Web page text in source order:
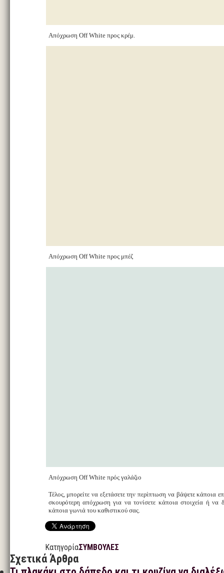
Απόχρωση Off White προς κρέμ.
Απόχρωση Off White προς μπέζ
Απόχρωση Off White πρός γαλάζιο
Τέλος, μπορείτε να εξετάσετε την περίπτωση να βάψετε κάποια
σκουρότερη απόχρωση για να τονίσετε κάποια στοιχεία ή να
κάποια γωνιά του καθιστικού σας.
ΚατηγορίαΣΥΜΒΟΥΛΕΣ
Σχετικά Άρθρα